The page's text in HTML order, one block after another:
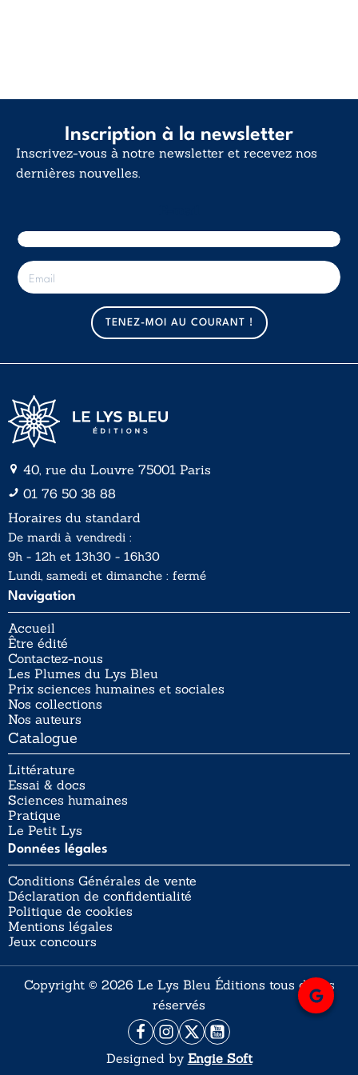
Inscription à la newsletter
Inscrivez-vous à notre newsletter et recevez nos
dernières nouvelles.
E
-
m
TENEZ-MOI AU COURANT !
40, rue du Louvre 75001 Paris
01 76 50 38 88
Horaires du standard
De mardi à vendredi :
9h - 12h et 13h30 - 16h30
Lundi, samedi et dimanche : fermé
Navigation
Accueil
Être édité
Contactez-nous
Les Plumes du Lys Bleu
Prix sciences humaines et sociales
Nos collections
Nos auteurs
Catalogue
Littérature
Essai & docs
Sciences humaines
Pratique
Le Petit Lys
Données légales
Conditions Générales de vente
Déclaration de confidentialité
Politique de cookies
Mentions légales
Jeux concours
Copyright © 2026 Le Lys Bleu Éditions tous droits
réservés
Designed by Engie Soft